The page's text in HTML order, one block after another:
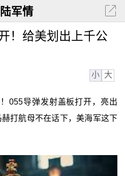
军情
！给美划出上千公
小 大
055导弹发射盖板打开，亮出
赫打航母不在话下，美海军这下